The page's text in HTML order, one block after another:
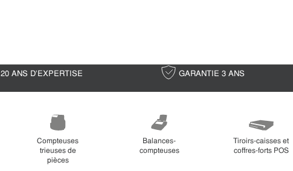
20 ANS D'EXPERTISE GARANTIE 3 ANS
Compteuses
trieuses de
pièces
Balances-
compteuses
Tiroirs-caisses et
coffres-forts POS